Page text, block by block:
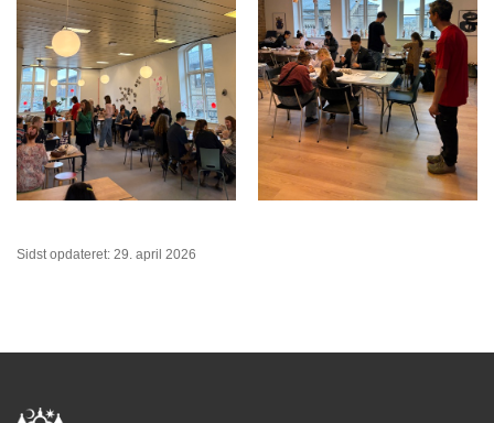
Sidst opdateret: 29. april 2026